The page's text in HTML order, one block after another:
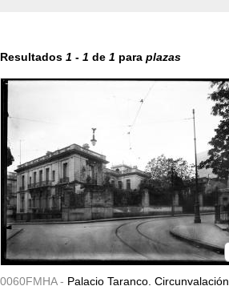
Resultados 1 - 1 de 1 para plazas
0060FMHA - Palacio Taranco. Circunvalación